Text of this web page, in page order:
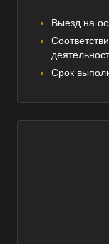
Выезд на
Срок